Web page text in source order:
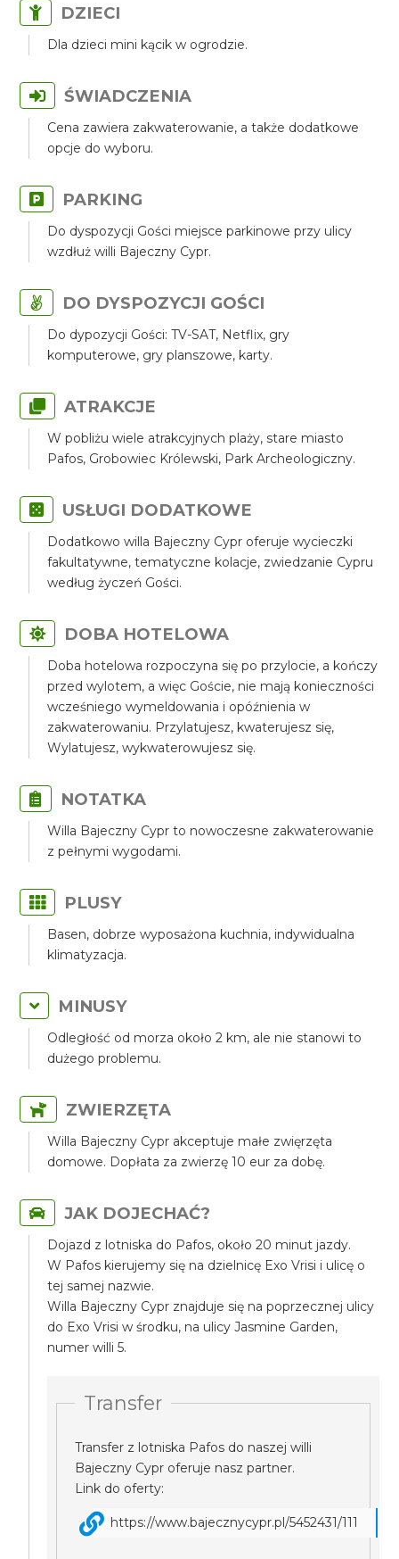
DZIECI
Dla dzieci mini kącik w ogrodzie.
ŚWIADCZENIA
Cena zawiera zakwaterowanie, a także dodatkowe
opcje do wyboru.
PARKING
Do dyspozycji Gości miejsce parkinowe przy ulicy
wzdłuż willi Bajeczny Cypr.
DO DYSPOZYCJI GOŚCI
Do dypozycji Gości: TV-SAT, Netflix, gry
komputerowe, gry planszowe, karty.
ATRAKCJE
W pobliżu wiele atrakcyjnych plaży, stare miasto
Pafos, Grobowiec Królewski, Park Archeologiczny.
USŁUGI DODATKOWE
Dodatkowo willa Bajeczny Cypr oferuje wycieczki
fakultatywne, tematyczne kolacje, zwiedzanie Cypru
według życzeń Gości.
DOBA HOTELOWA
Doba hotelowa rozpoczyna się po przylocie, a kończy
przed wylotem, a więc Goście, nie mają konieczności
wcześniego wymeldowania i opóźnienia w
zakwaterowaniu. Przylatujesz, kwaterujesz się,
Wylatujesz, wykwaterowujesz się.
NOTATKA
Willa Bajeczny Cypr to nowoczesne zakwaterowanie
z pełnymi wygodami.
PLUSY
Basen, dobrze wyposażona kuchnia, indywidualna
klimatyzacja.
MINUSY
Odległość od morza około 2 km, ale nie stanowi to
dużego problemu.
ZWIERZĘTA
Willa Bajeczny Cypr akceptuje małe zwięrzęta
domowe. Dopłata za zwierzę 10 eur za dobę.
JAK DOJECHAĆ?
Dojazd z lotniska do Pafos, około 20 minut jazdy.
W Pafos kierujemy się na dzielnicę Exo Vrisi i ulicę o
tej samej nazwie.
Willa Bajeczny Cypr znajduje się na poprzecznej ulicy
do Exo Vrisi w środku, na ulicy Jasmine Garden,
numer willi 5.
Transfer
Transfer z lotniska Pafos do naszej willi
Bajeczny Cypr oferuje nasz partner.
Link do oferty:
https://www.bajecznycypr.pl/5452431/111